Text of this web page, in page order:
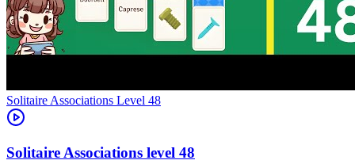
Level 48
48